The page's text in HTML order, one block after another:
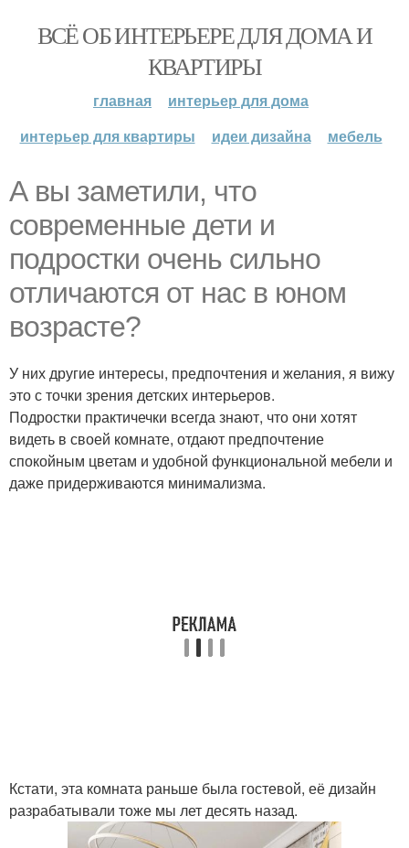
ВСЁ ОБ ИНТЕРЬЕРЕ ДЛЯ ДОМА И
КВАРТИРЫ
главная
интерьер для дома
интерьер для квартиры
идеи дизайна мебель
А вы заметили, что
современные дети и
подростки очень сильно
отличаются от нас в юном
возрасте?
У них другие интересы, предпочтения и желания, я вижу
это с точки зрения детских интерьеров.
Подростки практичечки всегда знают, что они хотят
видеть в своей комнате, отдают предпочтение
спокойным цветам и удобной функциональной мебели и
даже придерживаются минимализма.
Кстати, эта комната раньше была гостевой, её дизайн
разрабатывали тоже мы лет десять назад.